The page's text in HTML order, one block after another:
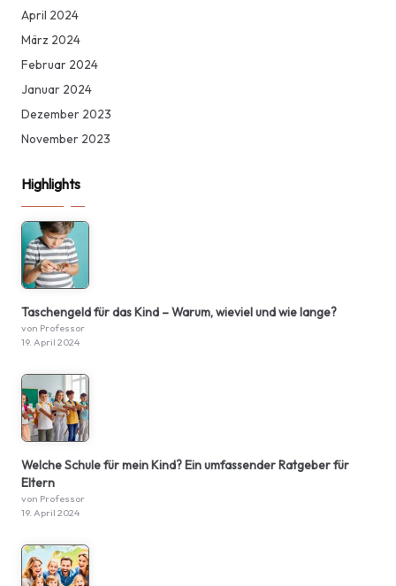
April 2024
März 2024
Februar 2024
Januar 2024
Dezember 2023
November 2023
Highlights
Taschengeld für das Kind – Warum, wieviel und wie lange?
von Professor
19. April 2024
Welche Schule für mein Kind? Ein umfassender Ratgeber für
Eltern
von Professor
19. April 2024